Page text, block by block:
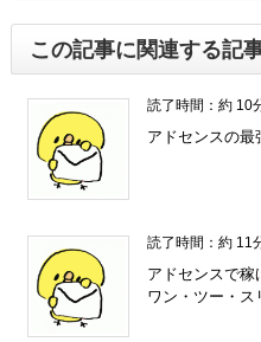
この記事に関連する記
読了時間：約 10
アドセンスの最
読了時間：約 11
アドセンスで稼
ワン・ツー・ス